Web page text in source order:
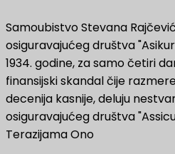
Samoubistvo Stevana
osiguravajućeg društva
1934. godine, za samo četiri
finansijski skandal čije
decenija kasnije, deluju
osiguravajućeg društva
Terazijama Ono